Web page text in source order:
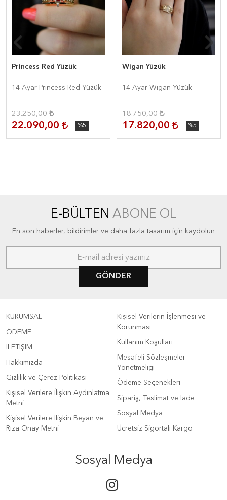
Princess Red Yüzük
14 Ayar Princess Red Yüzük
23.250,00
22.090,00 %5
Wigan Yüzük
14 Ayar Wigan Yüzük
18.750,00
17.820,00 %5
E-BÜLTEN ABONE OL
En son haberler, bildirimler ve daha fazla tasarım için kaydolun
GÖNDER
KURUMSAL
ÖDEME
İLETİŞİM
Hakkımızda
Gizlilik ve Çerez Politikası
Kişisel Verilere İlişkin Aydınlatma
Metni
Kişisel Verilere İlişkin Beyan ve
Rıza Onay Metni
Kişisel Verilerin İşlenmesi ve
Korunması
Kullanım Koşulları
Mesafeli Sözleşmeler
Yönetmeliği
Ödeme Seçenekleri
Sipariş, Teslimat ve İade
Sosyal Medya
Ücretsiz Sigortalı Kargo
Sosyal Medya